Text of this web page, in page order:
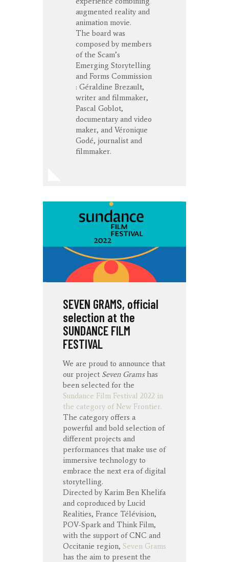
augmented reality and
animation movie.
The board was
composed by members
of the Scam’s
Emerging Storytelling
and Forms Commission
: Géraldine Brezault,
writer and filmmaker,
Pascal Goblot,
documentary and video
maker, and Véronique
Godé, journalist and
filmmaker.
SEVEN GRAMS, official
selection at the
SUNDANCE FILM
FESTIVAL
We are proud to announce that
our project Seven Gramshas
been selected for the
Sundance Film Festival 2022 in
the category of New Frontier.
The category offers a
powerful and bold selection of
different projects and
performances that make use of
immersive technology to
embrace the next era of digital
storytelling.
Directed by Karim Ben Khelifa
and coproduced by Lucid
Realities, France Télévision,
POV-Spark and Think Film,
with the support of CNC and
Occitanie region, Seven Grams
has the aim to present the